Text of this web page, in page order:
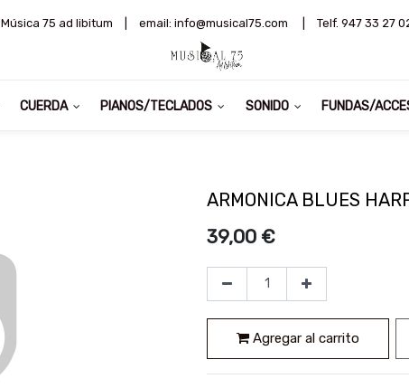
Música 75 ad libitum email: info@musical75.com Telf. 947 33 27
CUERDA PIANOS/TECLADOS SONIDO FUNDAS/
ARMONICA BLUES
39,00 €
Agregar al carrito